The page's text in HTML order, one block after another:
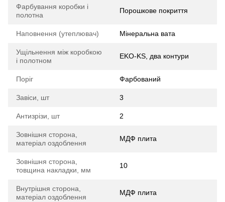
Фарбування коробки і
полотна
Порошкове покриття
Наповнення (утеплювач) Мінеральна вата
Ущільнення між коробкою
і полотном
EKO-KS, два контури
Поріг Фарбований
Завіси, шт 3
Антизрізи, шт 2
Зовнішня сторона,
матеріал оздоблення
МДФ плита
Зовнішня сторона,
товщина накладки, мм
10
Внутрішня сторона,
матеріал оздоблення
МДФ плита